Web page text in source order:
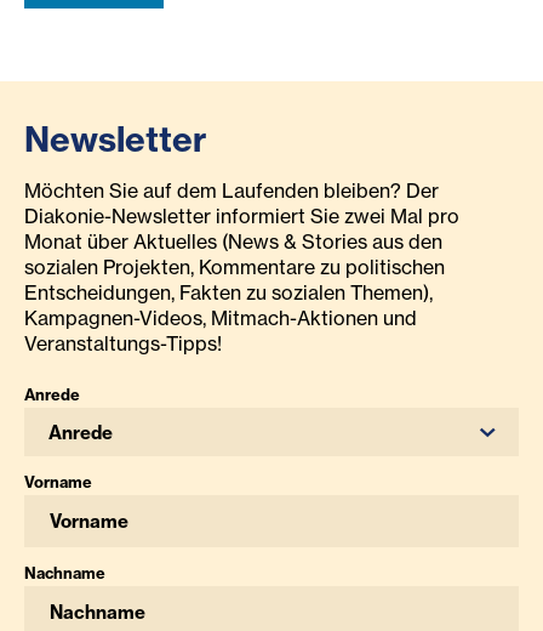
Newsletter
Möchten Sie auf dem Laufenden bleiben? Der
Diakonie-Newsletter informiert Sie zwei Mal pro
Monat über Aktuelles (News & Stories aus den
sozialen Projekten, Kommentare zu politischen
Entscheidungen, Fakten zu sozialen Themen),
Kampagnen-Videos, Mitmach-Aktionen und
Veranstaltungs-Tipps!
Anrede
Anrede
Vorname
Nachname